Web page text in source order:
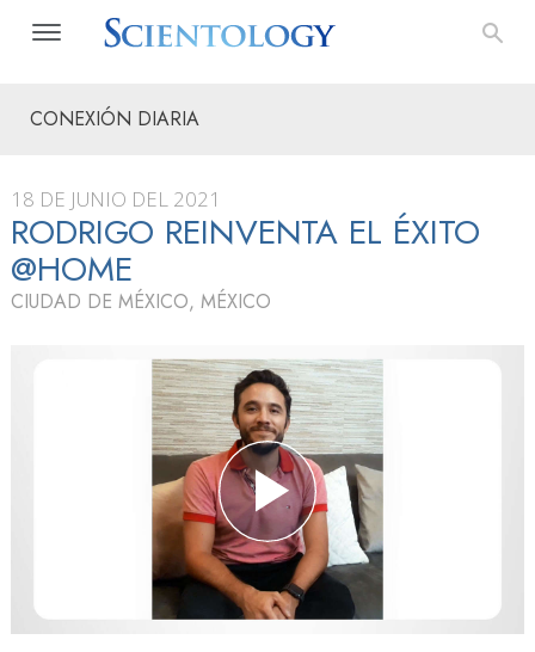
CONEXIÓN DIARIA
18 DE JUNIO DEL 2021
RODRIGO REINVENTA EL ÉXITO
@HOME
CIUDAD DE MÉXICO, MÉXICO